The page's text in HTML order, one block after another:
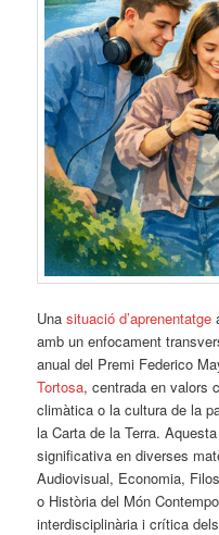
Unasituació d’aprenentatge
amb un enfocament
anual del Premi Federico
Tortosa, centrada en valors
climàtica o la cultura de la
la Carta de la Terra.
significativa en diverses
Audiovisual, Economia,
o Història del Món
interdisciplinària i crítica